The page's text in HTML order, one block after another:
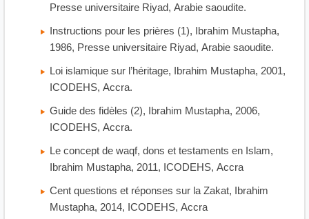
Presse universitaire Riyad, Arabie saoudite.
Instructions pour les prières (1), Ibrahim Mustapha,
1986, Presse universitaire Riyad, Arabie saoudite.
Loi islamique sur l’héritage, Ibrahim Mustapha, 2001,
ICODEHS, Accra.
Guide des fidèles (2), Ibrahim Mustapha, 2006,
ICODEHS, Accra.
Le concept de waqf, dons et testaments en Islam,
Ibrahim Mustapha, 2011, ICODEHS, Accra
Cent questions et réponses sur la Zakat, Ibrahim
Mustapha, 2014, ICODEHS, Accra